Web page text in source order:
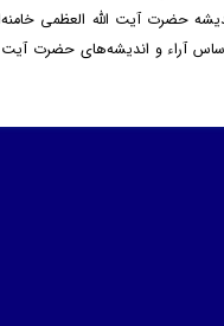
و اندیشه‌های حضرت آیت